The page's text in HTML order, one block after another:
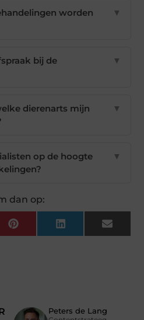
worden
▼
bij de
▼
dierenarts mijn
▼
op de hoogte
▼
dan op:
Pinterest LinkedIn Email
Peters de Lang